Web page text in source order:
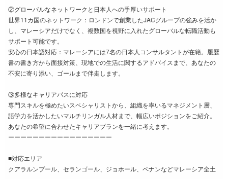
②グローバルなネットワークと日本人への手厚いサポート
世界11カ国のネットワーク：ロンドンで創業したJACグループの強みを活か
し、マレーシアだけでなく、複数国を視野に入れたグローバルな転職活動も
サポート可能です。
安心の日本語対応：マレーシアには7名の日本人コンサルタントが在籍。履歴
書の書き方から面接対策、現地での生活に関するアドバイスまで、あなたの
不安に寄り添い、ゴールまで伴走します。
③多様なキャリアパスに対応
専門スキルを極めたいスペシャリストから、組織を率いるマネジメント層、
語学力を活かしたいマルチリンガル人材まで、幅広いポジションをご紹介。
あなたの希望に合わせたキャリアプランを一緒に考えます。
ーーーーーーーーーーーーーーーーー
■対応エリア
クアラルンプール、セランゴール、ジョホール、ペナンなどマレーシア全土